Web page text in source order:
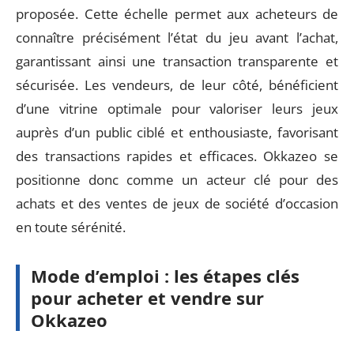
proposée. Cette échelle permet aux acheteurs de
connaître précisément l’état du jeu avant l’achat,
garantissant ainsi une transaction transparente et
sécurisée. Les vendeurs, de leur côté, bénéficient
d’une vitrine optimale pour valoriser leurs jeux
auprès d’un public ciblé et enthousiaste, favorisant
des transactions rapides et efficaces. Okkazeo se
positionne donc comme un acteur clé pour des
achats et des ventes de jeux de société d’occasion
en toute sérénité.
Mode d’emploi : les étapes clés
pour acheter et vendre sur
Okkazeo